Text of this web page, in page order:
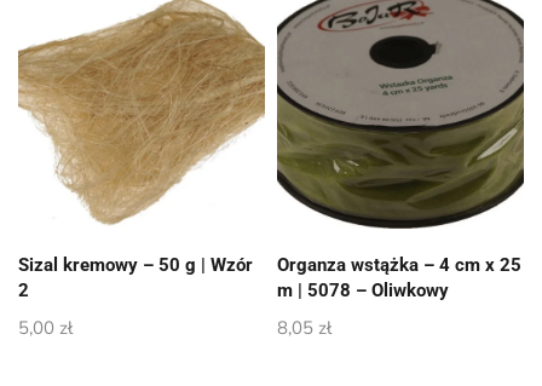
Sizal kremowy – 50 g | Wzór
2
5,00 zł
Organza wstążka – 4 cm x 25
m | 5078 – Oliwkowy
8,05 zł